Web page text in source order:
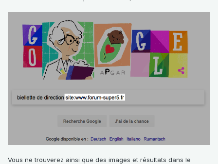
Vous ne trouverez ainsi que des images et résultats dans le